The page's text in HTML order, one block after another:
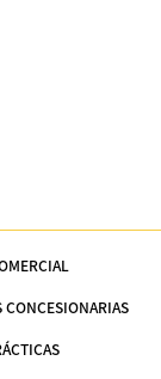
CONCESIONARIAS